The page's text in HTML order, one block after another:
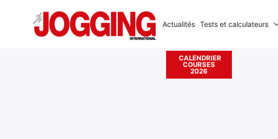
Actualités Tests et calculateurs
CALENDRIER
COURSES
2026
Rechercher